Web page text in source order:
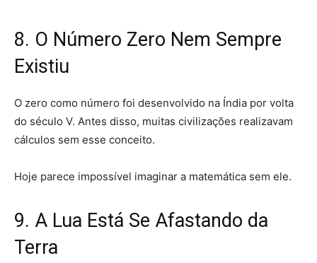
8. O Número Zero Nem Sempre
Existiu
O zero como número foi desenvolvido na Índia por volta
do século V. Antes disso, muitas civilizações realizavam
cálculos sem esse conceito.
Hoje parece impossível imaginar a matemática sem ele.
9. A Lua Está Se Afastando da
Terra